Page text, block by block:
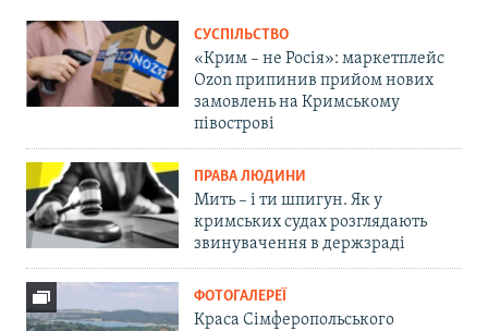
СУСПІЛЬСТВО
«Крим – не Росія»: маркетплейс
Ozon припинив прийом нових
замовлень на Кримському
півострові
ПРАВА ЛЮДИНИ
Мить – і ти шпигун. Як у
кримських судах розглядають
звинувачення в держзраді
ФОТОГАЛЕРЕЇ
Краса Сімферопольського